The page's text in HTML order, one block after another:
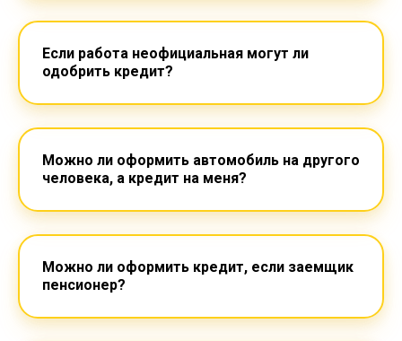
Если работа неофициальная могут ли
одобрить кредит?
Можно ли оформить автомобиль на другого
человека, а кредит на меня?
Можно ли оформить кредит, если заемщик
пенсионер?